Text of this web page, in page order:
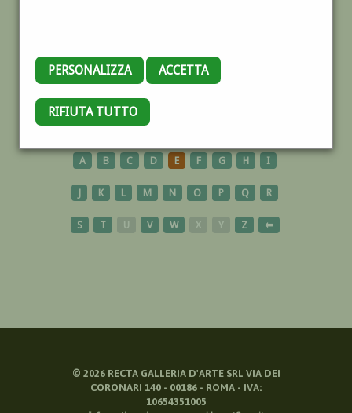
PERSONALIZZA ACCETTA
RIFIUTA TUTTO
INDIA
A B C D E F G H I
J K L M N O P Q R
S T U V W X Y Z ⬅
© 2026RECTA GALLERIA D'ARTE SRL VIA DEI
CORONARI 140 - 00186 - ROMA - IVA:
10654351005